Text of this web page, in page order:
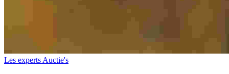
Les experts Auctie's